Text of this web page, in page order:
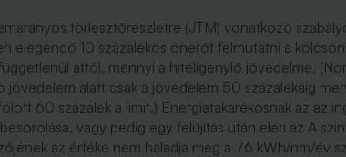
törlesztőrészletre (JTM) vonatkozó
elegendő 10 százalékos önerőt felmutatni a
attól, mennyi a hiteligénylő jövedelme.
alatt csak a jövedelem 50 százalékáig
60 százalék a limit.) Energiatakarékosnak az az
vagy pedig egy felújítás után eléri az A
az értéke nem haladja meg a 76 kWh/nm/év